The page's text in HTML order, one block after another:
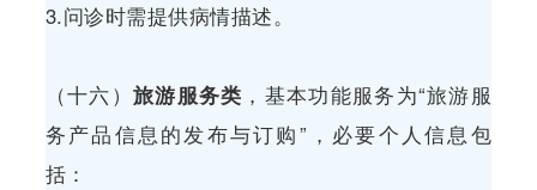
3.问诊时需提供病情描述。
（十六）旅游服务类 ，基本功能服务为“旅游服
务产品信息的发布与订购”，必要个人信息包
括：